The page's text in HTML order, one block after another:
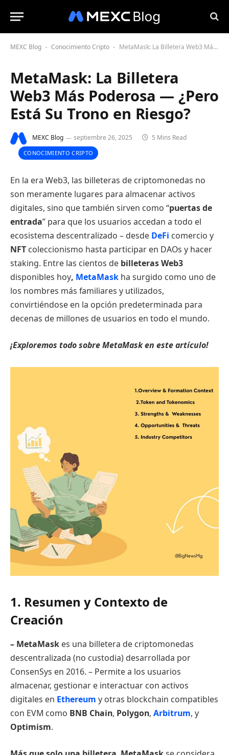
MEXC Blog - Conocimiento Cripto - MetaMask: La Billetera Web3 Más Poderosa — ¿Pero Está Su Trono en Riesgo?
MetaMask: La Billetera
Web3 Más Poderosa — ¿Pero
Está Su Trono en Riesgo?
MEXC Blog septiembre 26, 2025 5 Mins Read
CONOCIMIENTO CRIPTO
En la era Web3, las billeteras de criptomonedas no
son meramente lugares para almacenar activos
digitales, sino que también sirven como “puertas de
entrada” para que los usuarios accedan a todo el
ecosistema descentralizado – desde DeFi comercio y
NFT coleccionismo hasta participar en DAOs y hacer
staking. Entre las cientos de billeteras Web3
disponibles hoy, MetaMask ha surgido como uno de
los nombres más familiares y utilizados,
convirtiéndose en la opción predeterminada para
decenas de millones de usuarios en todo el mundo.
¡Exploremos todo sobre MetaMask en este artículo!
1. Resumen y Contexto de
Creación
– MetaMask es una billetera de criptomonedas
descentralizada (no custodia) desarrollada por
ConsenSys en 2016. – Permite a los usuarios
almacenar, gestionar e interactuar con activos
digitales en Ethereum y otras blockchain compatibles
con EVM como BNB Chain, Polygon, Arbitrum, y
Optimism.